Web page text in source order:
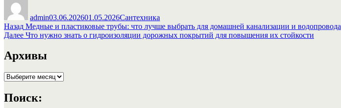
admin03.06.202601.05.2026Сантехника
Навигация
по
записям
Назад Предыдущая
запись:
Медные и пластиковые трубы: что лучше выбрать для домашней канализации и водопровода
Далее Следующая
Что нужно знать о гидроизоляции дорожных покрытий для повышения их стойкости
Архивы
Архивы
Поиск: